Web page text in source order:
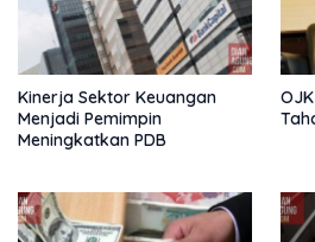
Kinerja Sektor Keuangan
Menjadi Pemimpin
Meningkatkan PDB